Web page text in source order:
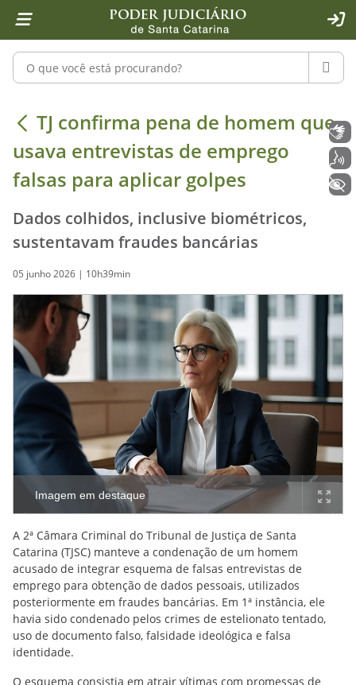
1 Ir para o conteúdo
2 Ir para a ferramenta de acessibilidade - Rybená
4 Ir para o menu principal
5 Ir para a pesquisa
6 Ir para o rodapé
7 Ir para a página inicial
Pesquisar no portal
TJ confirma pena de homem que
TJ confirma pena de homem que
usava entrevistas de emprego
falsas para aplicar golpes
Dados colhidos, inclusive biométricos,
sustentavam fraudes bancárias
05 junho 2026 | 10h39min
Imagem em destaque
A 2ª Câmara Criminal do Tribunal de Justiça de Santa
Catarina (TJSC) manteve a condenação de um homem
acusado de integrar esquema de falsas entrevistas de
emprego para obtenção de dados pessoais, utilizados
posteriormente em fraudes bancárias. Em 1ª instância, ele
havia sido condenado pelos crimes de estelionato tentado,
uso de documento falso, falsidade ideológica e falsa
identidade.
O esquema consistia em atrair vítimas com promessas de
Libras
Voz
+ Acessibilidade